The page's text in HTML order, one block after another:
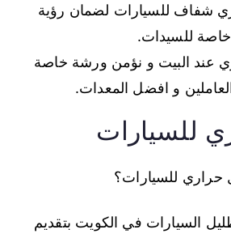
شفاف للسيارات لضمان رؤية
خاصة للسيدات.
عند البيت و نؤمن ورشة خاصة
و افضل المعدات.
للسيارات
للسيارات؟
السيارات في الكويت بتقديم